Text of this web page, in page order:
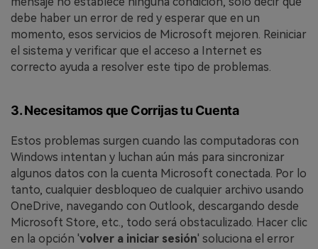
debe haber un error de red y esperar que en un
momento, esos servicios de Microsoft mejoren. Reiniciar
el sistema y verificar que el acceso a Internet es
correcto ayuda a resolver este tipo de problemas.
3. Necesitamos que Corrijas tu Cuenta
Estos problemas surgen cuando las computadoras con
Windows intentan y luchan aún más para sincronizar
algunos datos con la cuenta Microsoft conectada. Por lo
tanto, cualquier desbloqueo de cualquier archivo usando
OneDrive, navegando con Outlook, descargando desde
Microsoft Store, etc., todo será obstaculizado. Hacer clic
en la opción 'volver a iniciar sesión' soluciona el error